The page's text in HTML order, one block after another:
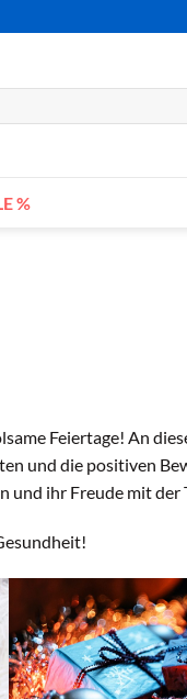
%
Feiertage! An
und die positiven
und ihr Freude mit der